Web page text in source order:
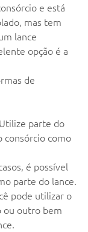
e está
mas tem
lance
opção é a
de
parte do
como
é possível
parte do lance.
pode utilizar o
ou outro bem